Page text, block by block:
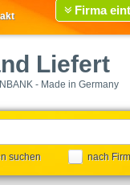
Firma
Liefert
- Made in Germany
suchen nach